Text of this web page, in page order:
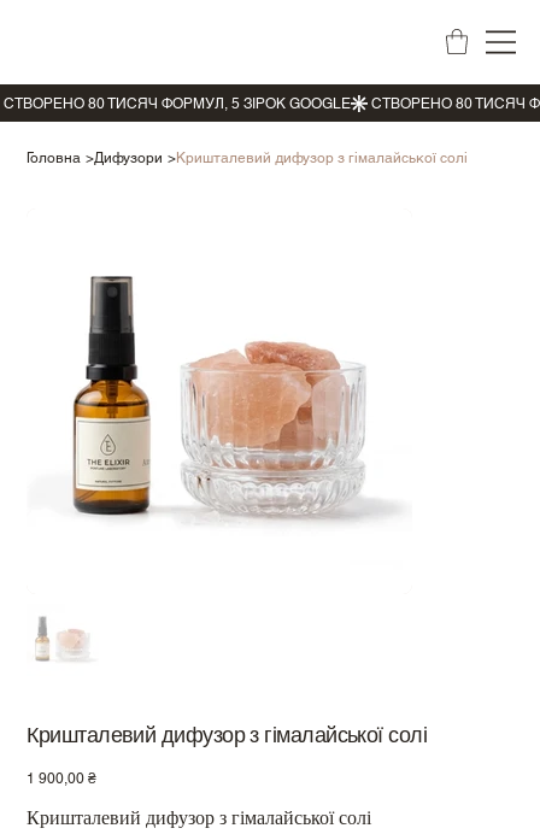
Головна >Дифузори >Кришталевий дифузор з гімалайської солі
Кришталевий дифузор з гімалайської солі
Ціна
1 900,00 ₴
Кришталевий дифузор з гімалайської солі